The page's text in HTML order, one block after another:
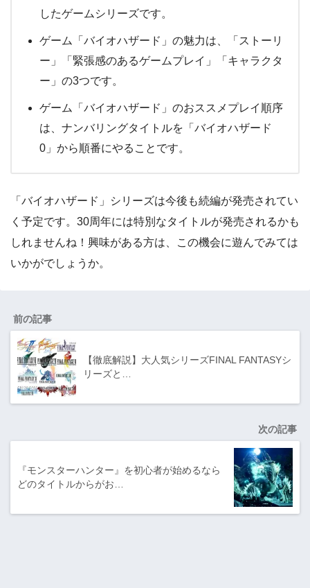
したゲームシリーズです。
ゲーム「バイオハザード」の魅力は、「ストーリ
ー」「緊張感のあるゲームプレイ」「キャラクタ
ー」の3つです。
ゲーム「バイオハザード」のおススメプレイ順序
は、ナンバリングタイトルを「バイオハザード
0」から順番にやることです。
「バイオハザード」シリーズは今後も続編が発売されてい
く予定です。30周年には特別なタイトルが発売されるかも
しれませんね！興味がある方は、この機会に遊んでみては
いかがでしょうか。
前の記事
【徹底解説】大人気シリーズFINAL FANTASYシ
リーズと…
次の記事
『モンスターハンター』を初心者が始めるなら
どのタイトルからがお…